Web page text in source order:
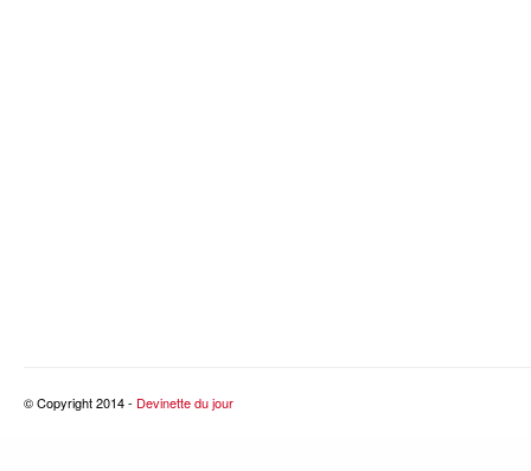
© Copyright 2014 - Devinette du jour